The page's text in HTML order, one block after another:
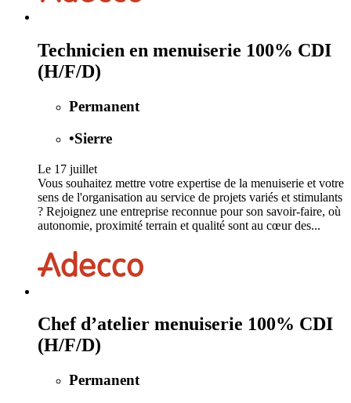
Technicien en menuiserie 100% CDI
(H/F/D)
Permanent
•Sierre
Le 17 juillet
Vous souhaitez mettre votre expertise de la menuiserie et votre
sens de l'organisation au service de projets variés et stimulants
? Rejoignez une entreprise reconnue pour son savoir-faire, où
autonomie, proximité terrain et qualité sont au cœur des...
Chef d’atelier menuiserie 100% CDI
(H/F/D)
Permanent